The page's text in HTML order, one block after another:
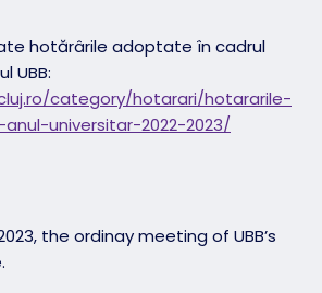
hotărârile adoptate în cadrul
UBB:
category/hotarari/hotararile-
universitar-2022-2023/
the ordinay meeting of UBB’s